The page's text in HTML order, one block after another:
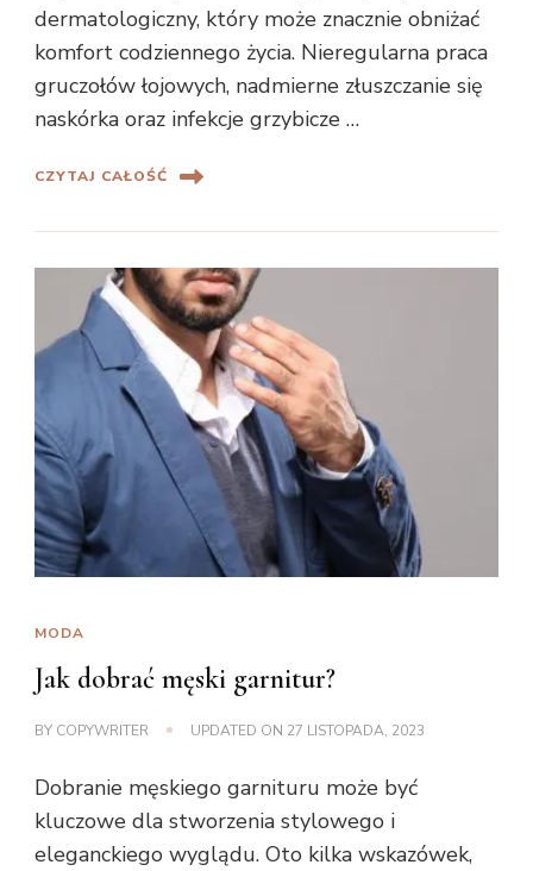
dermatologiczny, który może znacznie obniżać
komfort codziennego życia. Nieregularna praca
gruczołów łojowych, nadmierne złuszczanie się
naskórka oraz infekcje grzybicze …
CZYTAJ CAŁOŚĆ
MODA
Jak dobrać męski garnitur?
BY COPYWRITER UPDATED ON 27 LISTOPADA, 2023
Dobranie męskiego garnituru może być
kluczowe dla stworzenia stylowego i
eleganckiego wyglądu. Oto kilka wskazówek,